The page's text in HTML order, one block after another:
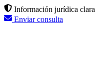
Información jurídica clara
Enviar consulta